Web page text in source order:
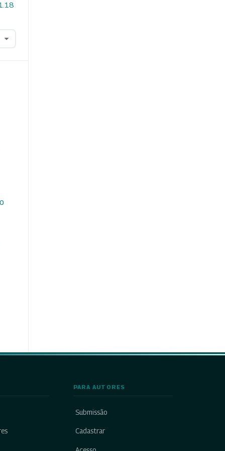
PARA AUTORES
Submissão
Cadastrar